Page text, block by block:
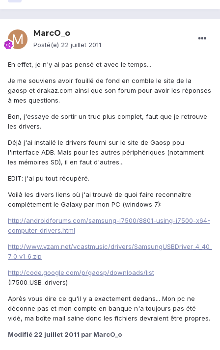
MarcO_o
Posté(e) 22 juillet 2011
En effet, je n'y ai pas pensé et avec le temps...
Je me souviens avoir fouillé de fond en comble le site de la
gaosp et drakaz.com ainsi que son forum pour avoir les réponses
à mes questions.
Bon, j'essaye de sortir un truc plus complet, faut que je retrouve
les drivers.
Déjà j'ai installé le drivers fourni sur le site de Gaosp pou
l'interface ADB. Mais pour les autres périphériques (notamment
les mémoires SD), il en faut d'autres...
EDIT: j'ai pu tout récupéré.
Voilà les divers liens où j'ai trouvé de quoi faire reconnaître
complètement le Galaxy par mon PC (windows 7):
http://androidforums.com/samsung-i7500/8801-using-i7500-x64-
computer-drivers.html
http://www.vzam.net/vcastmusic/drivers/SamsungUSBDriver_4_40_
7_0_v1_6.zip
http://code.google.com/p/gaosp/downloads/list
(I7500_USB_drivers)
Après vous dire ce qu'il y a exactement dedans... Mon pc ne
déconne pas et mon compte en banque n'a toujours pas été
vidé, ma boîte mail saine donc les fichiers devraient être propres.
Modifié 22 juillet 2011 par MarcO_o